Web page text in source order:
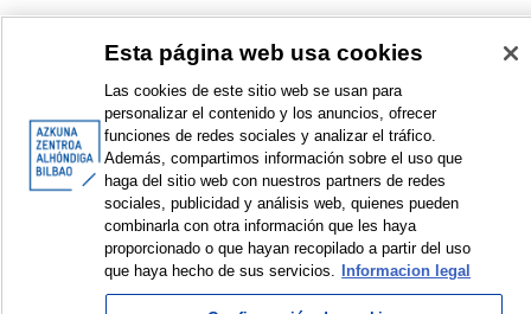
Documentation:
Magazine
Entrevista | Elkarrizketa | Interview Ion Munduate
DISPLAY IN DUBLIN CORE FORMAT
Esta página web usa cookies
Las cookies de este sitio web se usan para
personalizar el contenido y los anuncios, ofrecer
funciones de redes sociales y analizar el tráfico.
Además, compartimos información sobre el uso que
haga del sitio web con nuestros partners de redes
sociales, publicidad y análisis web, quienes pueden
combinarla con otra información que les haya
proporcionado o que hayan recopilado a partir del uso
que haya hecho de sus servicios.
Informacion legal